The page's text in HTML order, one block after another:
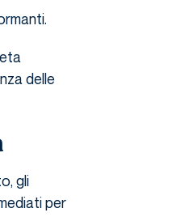
delle
gli
per